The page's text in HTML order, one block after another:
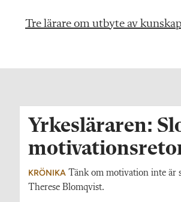
Tre lärare om utbyte av kunskap
Yrkesläraren:
KRÖNIKA Tänk om motivation inte är
Therese Blomqvist.